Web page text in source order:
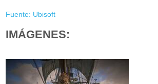
Fuente: Ubisoft
IMÁGENES: